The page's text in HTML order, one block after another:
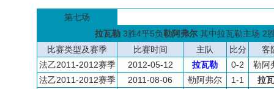
第七场
拉瓦勒 3胜4平5负勒阿弗尔 其中拉瓦勒主场 2
比赛类型及赛季
比赛时间 主队 比分
客
法乙2011-2012赛季
2012-05-12 拉瓦勒 0-2
勒阿
法乙2011-2012赛季
2011-08-06 勒阿弗尔 1-1
拉